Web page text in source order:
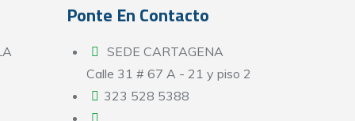
Ponte En Contacto
SEDE CARTAGENA
Calle 31 # 67 A - 21 y piso 2
323 528 5388